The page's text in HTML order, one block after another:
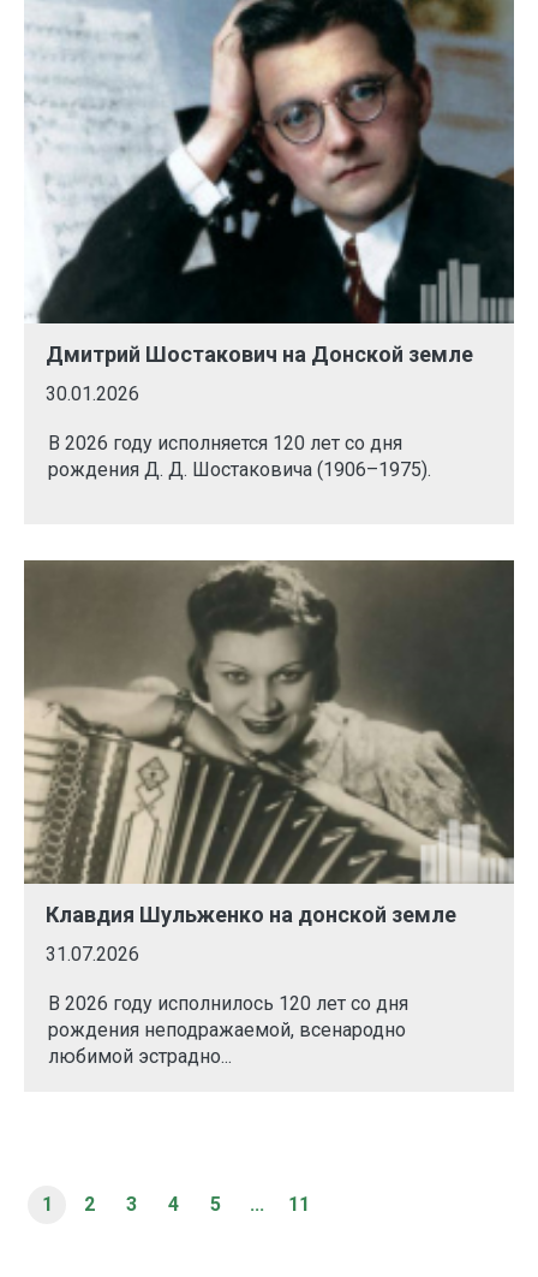
Дмитрий Шостакович на Донской земле
30.01.2026
В 2026 году исполняется 120 лет со дня
рождения Д. Д. Шостаковича (1906–1975).
Клавдия Шульженко на донской земле
31.07.2026
В 2026 году исполнилось 120 лет со дня
рождения неподражаемой, всенародно
любимой эстрадно...
1 2 3 4 5 ... 11